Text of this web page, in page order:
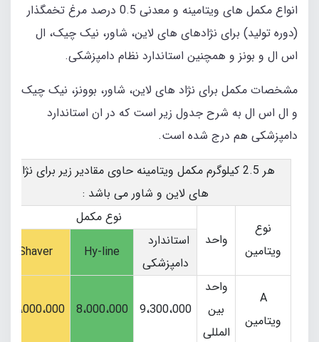
انواع مکمل های ویتامینه و معدنی 0.5 درصد مرغ تخمگذار
(دوره تولید) برای نژادهای های لاین، شاور، نیک چیک، ال
اس ال و بونز و همچنین استاندارد نظام دامپزشکی.
مشخصات مکمل برای نژاد های لاین، شاور، بوونز، نیک چیک
و ال اس ال به شرح جدول زیر است که در ان استاندارد
دامپزشکی هم درج شده است.
هر 2.5 کیلوگرم مکمل ویتامینه حاوی مقادیر زیر برای نژاد
های لاین و شاور می باشد :
نوع
ویتامین
واحد
نوع مکمل
استاندارد
دامپزشکی
Hy-line
Shaver
A
ویتامین
واحد
بین
المللی
9،300،000 8،000،000 11،000،000